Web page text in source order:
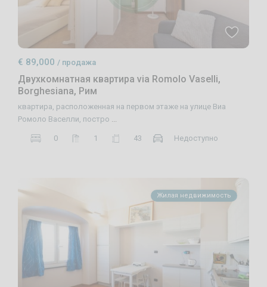
€ 89,000/ продажа
Двухкомнатная квартира via Romolo Vaselli,
Borghesiana, Рим
квартира, расположенная на первом этаже на улице Виа
Ромоло Васелли, постро ...
0 1 43 Недоступно
Жилая недвижимость